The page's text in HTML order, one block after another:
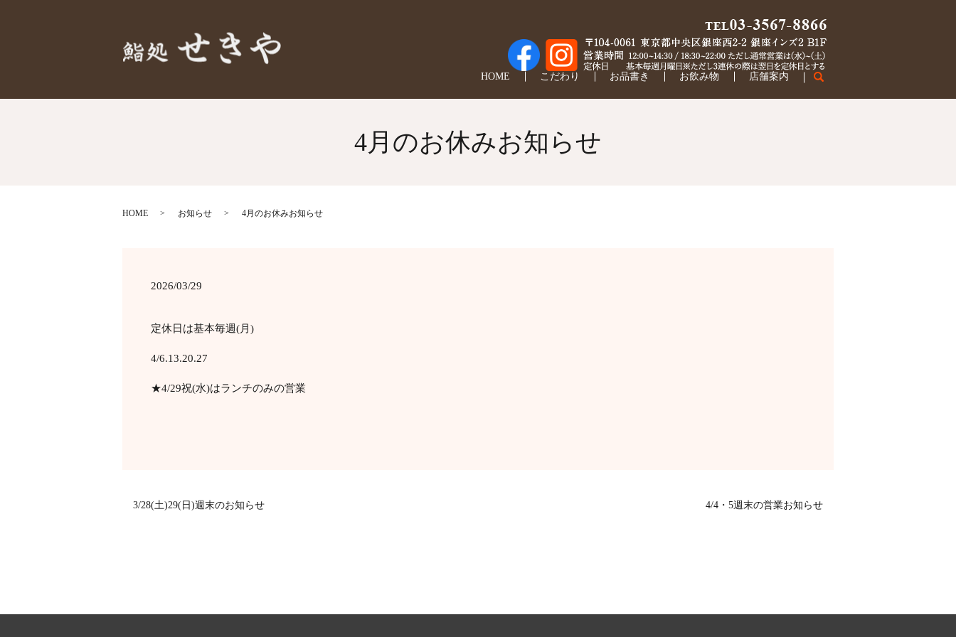
HOME こだわり お品書き お飲み物 店舗案内 search
4月のお休みお知らせ
HOME お知らせ 4月のお休みお知らせ
2026/03/29
定休日は基本毎週(月)
4/6.13.20.27
★4/29祝(水)はランチのみの営業
3/28(土)29(日)週末のお知らせ 4/4・5週末の営業お知らせ